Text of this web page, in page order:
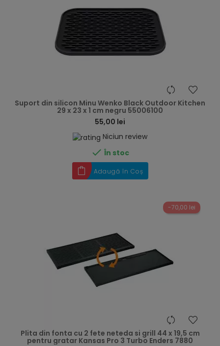
Suport din silicon Minu Wenko Black Outdoor Kitchen
29 x 23 x 1 cm negru 55006100
55,00 lei
Niciun review
 În stoc
Adaugă în Coș
-70,00 lei
Plita din fonta cu 2 fete neteda si grill 44 x 19,5 cm
pentru gratar Kansas Pro 3 Turbo Enders 7880